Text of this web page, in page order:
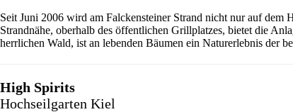
Seit Juni 2006 wird am Falckensteiner Strand nicht nur auf
Strandnähe, oberhalb des öffentlichen Grillplatzes, bietet die
herrlichen Wald, ist an lebenden Bäumen ein Naturerlebnis der
High Spirits
Hochseilgarten Kiel